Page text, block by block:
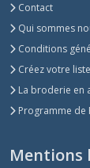
Contact
Qui sommes
Conditions
Créez votre
La broderie en
Programme de
Mentions